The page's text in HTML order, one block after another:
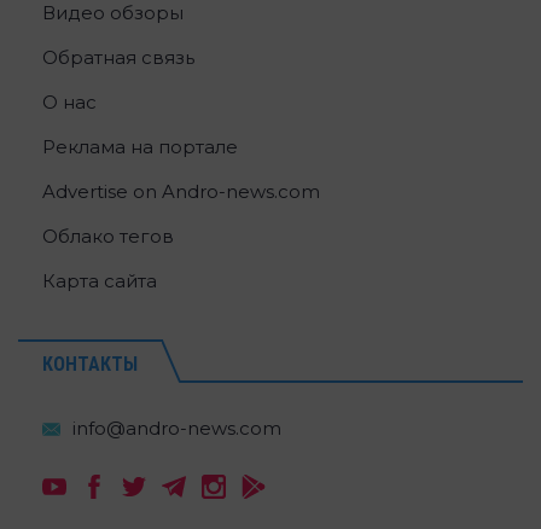
Видео обзоры
Обратная связь
О нас
Реклама на портале
Advertise on Andro-news.com
Облако тегов
Карта сайта
КОНТАКТЫ